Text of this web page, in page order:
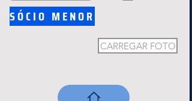
SÓCIO MENOR
CARREGAR FOTO